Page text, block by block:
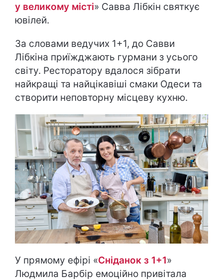
у великому місті» Савва Лібкін святкує
ювілей.
За словами ведучих 1+1, до Савви
Лібкіна приїжджають гурмани з усього
світу. Ресторатору вдалося зібрати
найкращі та найцікавіші смаки Одеси та
створити неповторну місцеву кухню.
У прямому ефірі «Сніданок з 1+1»
Людмила Барбір емоційно привітала